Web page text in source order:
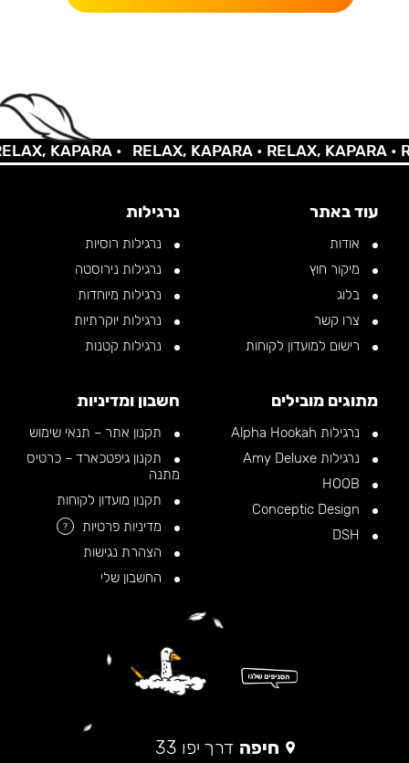
KAPARA • RELAX, KAPARA •RELAX, KAPARA •
עוד באתר
אודות
מיקור חוץ
בלוג
צרו קשר
רישום למועדון לקוחות
נרגילות
נרגילות רוסיות
נרגילות נירוסטה
נרגילות מיוחדות
נרגילות יוקרתיות
נרגילות קטנות
מתוגים מובילים
נרגילות Alpha Hookah
נרגילות Amy Deluxe
חשבון ומדיניות
תקנון אתר – תנאי שימוש
תקנון גיפטכארד – כרטיס
מתנה
תקנון מועדון לקוחות
מדיניות פרטיות
?
הצהרת נגישות
החשבון שלי
חיפה דרך יפו 33